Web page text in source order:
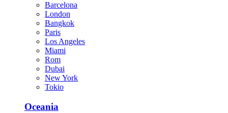
Barcelona
London
Bangkok
Paris
Los Angeles
Miami
Rom
Dubai
New York
Tokio
Oceania